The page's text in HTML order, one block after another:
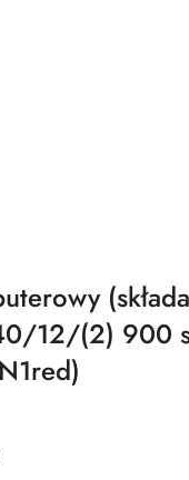
12/(2) 900